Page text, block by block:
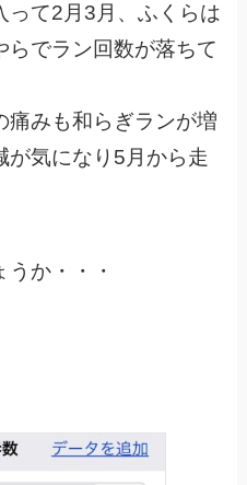
って2月3月、ふくらは
らでラン回数が落ちて
痛みも和らぎランが増
が気になり5月から走
か・・・